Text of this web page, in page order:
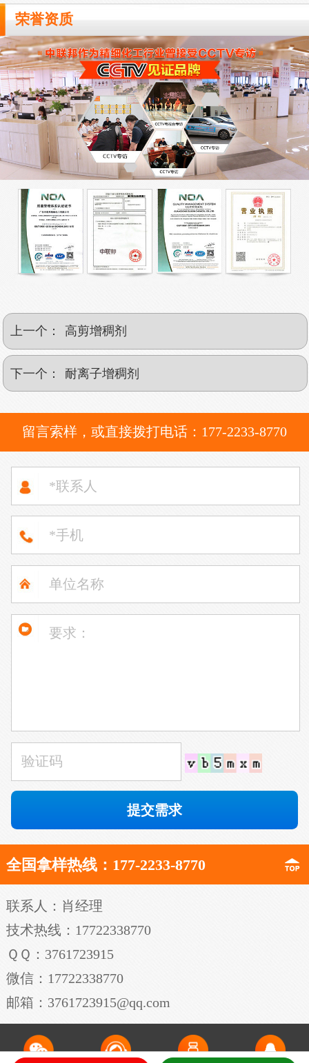
荣誉资质
上一个： 高剪增稠剂
下一个： 耐离子增稠剂
留言索样，或直接拨打电话：177-2233-8770
全国拿样热线：177-2233-8770
联系人：肖经理
技术热线：17722338770
ＱＱ：3761723915
微信：17722338770
邮箱：3761723915@qq.com